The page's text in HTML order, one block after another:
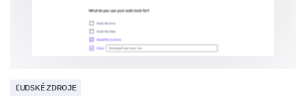
ĽUDSKÉ ZDROJE